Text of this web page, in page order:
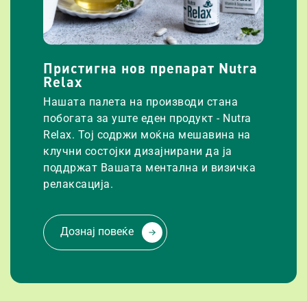
Пристигна нов препарат Nutra
Relax
Нашата палета на производи стана
побогата за уште еден продукт - Nutra
Relax. Тој содржи моќна мешавина на
клучни состојки дизајнирани да ја
поддржат Вашата ментална и визичка
релаксација.
Дознај повеќе